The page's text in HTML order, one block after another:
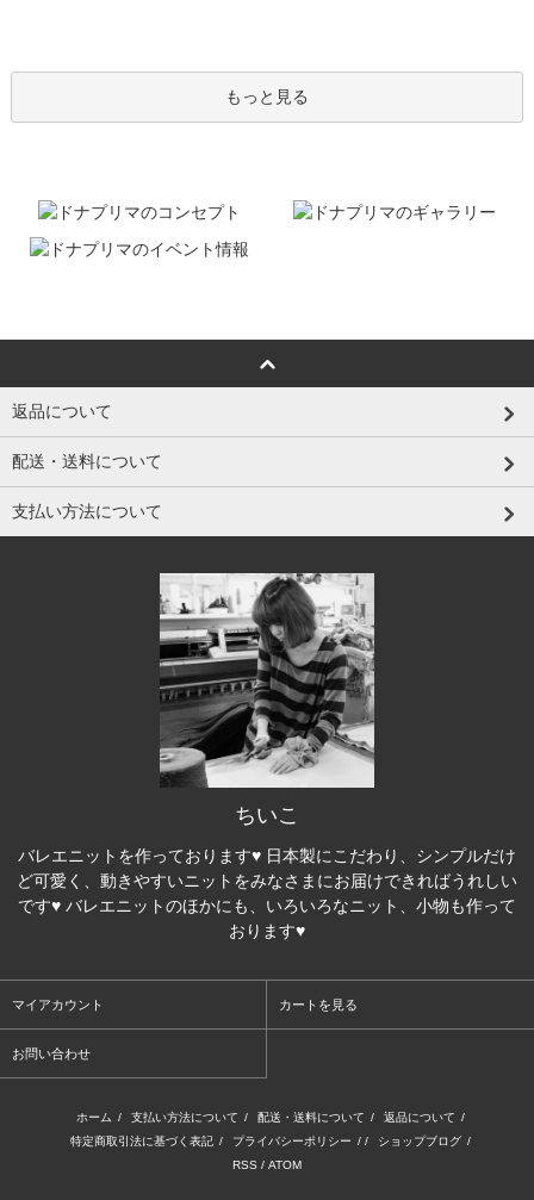
もっと見る
返品について
配送・送料について
支払い方法について
ちいこ
バレエニットを作っております♥ 日本製にこだわり、シンプルだけ
ど可愛く、動きやすいニットをみなさまにお届けできればうれしい
です♥ バレエニットのほかにも、いろいろなニット、小物も作って
おります♥
マイアカウント カートを見る
お問い合わせ
ホーム / 支払い方法について / 配送・送料について / 返品について /
特定商取引法に基づく表記 / プライバシーポリシー / / ショップブログ /
RSS / ATOM